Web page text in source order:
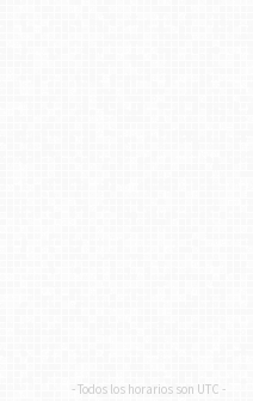
- Todos los horarios son UTC -